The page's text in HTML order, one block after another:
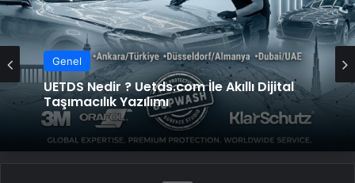
Genel
UETDS Nedir ? Uetds.com İle Akıllı Dijital
Taşımacılık Yazılımı